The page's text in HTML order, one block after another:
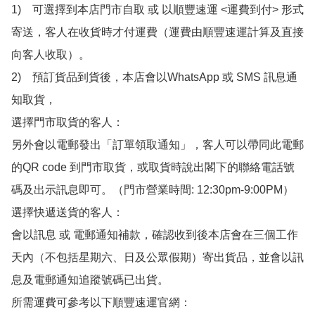
1)　可選擇到本店門市自取 或 以順豐速運 <運費到付> 形式
寄送，客人在收貨時才付運費（運費由順豐速運計算及直接
向客人收取）。
2)　預訂貨品到貨後，本店會以WhatsApp 或 SMS 訊息通
知取貨，
選擇門市取貨的客人：
另外會以電郵發出「訂單領取通知」，客人可以帶同此電郵
的QR code 到門市取貨，或取貨時說出閣下的聯絡電話號
碼及出示訊息即可。（門市營業時間: 12:30pm-9:00PM）
選擇快遞送貨的客人：
會以訊息 或 電郵通知補款，確認收到後本店會在三個工作
天內（不包括星期六、日及公眾假期）寄出貨品，並會以訊
息及電郵通知追蹤號碼已出貨。
所需運費可參考以下順豐速運官網：